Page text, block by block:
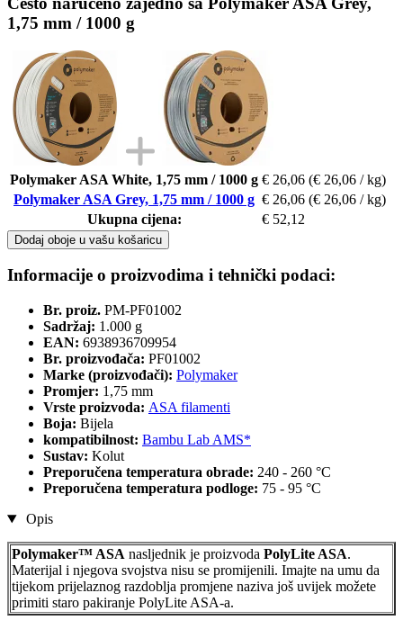
1,75 mm / 1000 g
Polymaker ASA White, 1,75 mm / 1000 g € 26,06 (€ 26,06 / kg)
Polymaker ASA Grey, 1,75 mm / 1000 g € 26,06 (€ 26,06 / kg)
Ukupna cijena:
€ 52,12
Dodaj oboje u vašu košaricu
Informacije o proizvodima i tehnički podaci:
Br. proiz. PM-PF01002
Sadržaj: 1.000 g
EAN: 6938936709954
Br. proizvođača: PF01002
Marke (proizvođači): Polymaker
Promjer: 1,75 mm
Vrste proizvoda: ASA filamenti
Boja: Bijela
kompatibilnost: Bambu Lab AMS*
Sustav: Kolut
Preporučena temperatura obrade: 240 - 260 °C
Preporučena temperatura podloge: 75 - 95 °C
Opis
Polymaker™ ASA nasljednik je proizvoda PolyLite ASA.
Materijal i njegova svojstva nisu se promijenili. Imajte na umu da
tijekom prijelaznog razdoblja promjene naziva još uvijek možete
primiti staro pakiranje PolyLite ASA-a.